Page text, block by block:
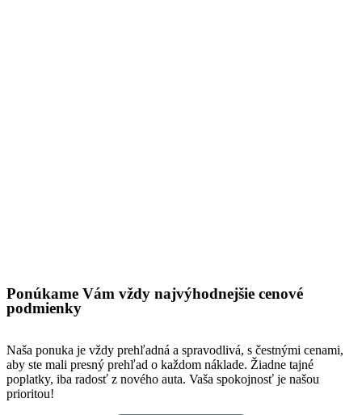
Ponúkame Vám vždy najvýhodnejšie cenové
podmienky
Naša ponuka je vždy prehľadná a spravodlivá, s čestnými cenami,
aby ste mali presný prehľad o každom náklade. Žiadne tajné
poplatky, iba radosť z nového auta. Vaša spokojnosť je našou
prioritou!